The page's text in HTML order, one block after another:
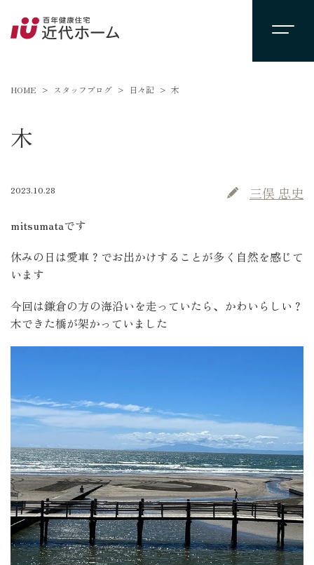
HOME スタッフブログ 日々記 木
木
2023.10.28 三俣 忠史
mitsumataです
休みの日は愛車？でお出かけすることが多く自然を感じて
います
今回は鎌倉の方の海沿いを走っていたら、かわいらしい？
木できた橋が架かっていました